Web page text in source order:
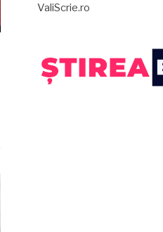
ValiScrie.ro